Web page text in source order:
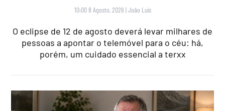
10:00 8 Agosto, 2026 |João Luís
O eclipse de 12 de agosto deverá levar milhares de
pessoas a apontar o telemóvel para o céu: há,
porém, um cuidado essencial a terxx